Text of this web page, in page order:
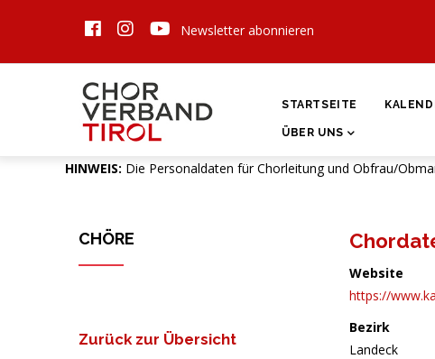
Newsletter abonnieren
HAUPTNAVIGATION
STARTSEITE
ÜBER UNS
HINWEIS: Die Personaldaten für Chorleitung und Obfrau/
Website
https://
Bezirk
Landeck
CHÖRE
Zurück zur Übersicht